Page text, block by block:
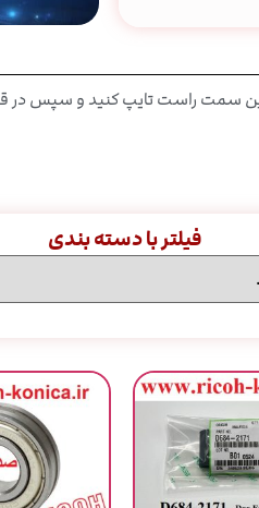
سمت راست تایپ کنید و سپس در
فیلتر با دسته بندی